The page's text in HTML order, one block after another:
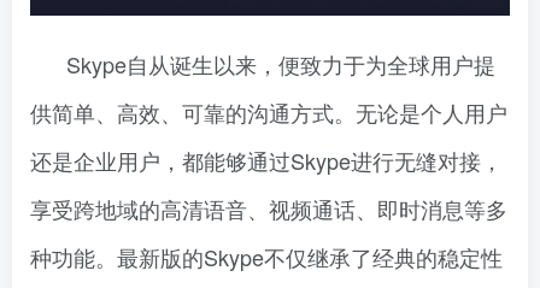
Skype自从诞生以来，便致力于为全球用户提
供简单、高效、可靠的沟通方式。无论是个人用户
还是企业用户，都能够通过Skype进行无缝对接，
享受跨地域的高清语音、视频通话、即时消息等多
种功能。最新版的Skype不仅继承了经典的稳定性